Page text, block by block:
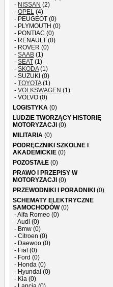
- NISSAN (2)
- OPEL (4)
- PEUGEOT (0)
- PLYMOUTH (0)
- PONTIAC (0)
- RENAULT (0)
- ROVER (0)
- SAAB (1)
- SEAT (1)
- SKODA(1)
- SUZUKI (0)
- TOYOTA(1)
- VOLKSWAGEN (1)
- VOLVO (0)
LOGISTYKA (0)
LUDZIE TWORZĄCY HISTORIĘ
MOTORYZACJI (0)
MILITARIA (0)
PODRĘCZNIKI SZKOLNE I
AKADEMICKIE (0)
POZOSTAŁE (0)
PRAWO I PRZEPISY W
MOTORYZACJI (0)
PRZEWODNIKI I PORADNIKI (0)
SCHEMATY ELEKTRYCZNE
SAMOCHODÓW(0)
- Alfa Romeo (0)
- Audi (0)
- Bmw (0)
- Citroen (0)
- Daewoo (0)
- Fiat (0)
- Ford (0)
- Honda (0)
- Hyundai (0)
- Kia (0)